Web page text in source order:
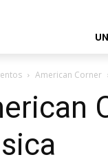
American Corner